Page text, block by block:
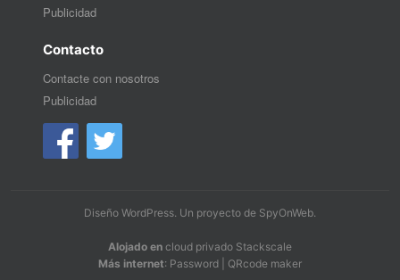
Publicidad
Contacto
Contacte con nosotros
Publicidad
Diseño WordPress. Un proyecto de SpyOnWeb.
Alojado en cloud privado Stackscale
Más internet: Password QRcode maker